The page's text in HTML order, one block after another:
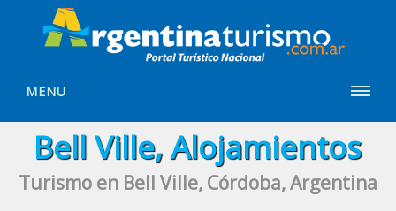
MENU
Bell Ville, Alojamientos
Turismo en Bell Ville, Córdoba, Argentina